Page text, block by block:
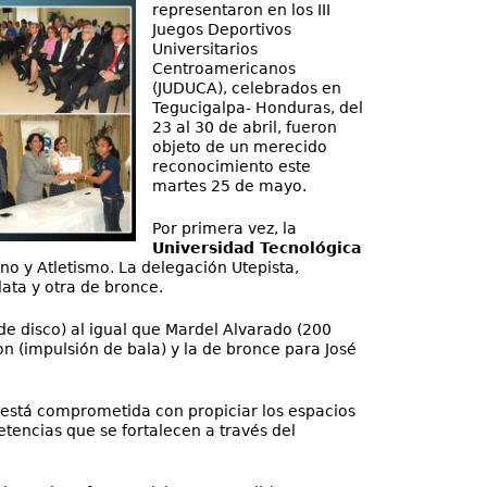
representaron en los III
Juegos Deportivos
Universitarios
Centroamericanos
(JUDUCA), celebrados en
Tegucigalpa- Honduras, del
23 al 30 de abril, fueron
objeto de un merecido
reconocimiento este
martes 25 de mayo.
Por primera vez, la
Universidad Tecnológica
y Atletismo. La delegación Utepista,
y otra de bronce.
disco) al igual que Mardel Alvarado (200
(impulsión de bala) y la de bronce para José
comprometida con propiciar los espacios
que se fortalecen a través del